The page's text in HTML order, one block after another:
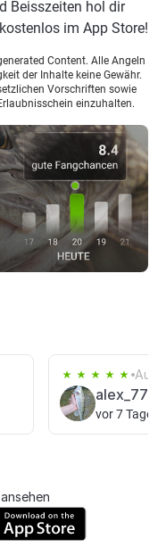
Beisszeiten hol dir
kostenlos im App Store!
Content. Alle Angeln
der Inhalte keine Gewähr.
Vorschriften sowie
einzuhalten.
Aug
alex_777
vor 7 Tagen